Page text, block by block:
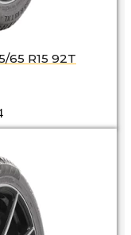
65 R15 92T